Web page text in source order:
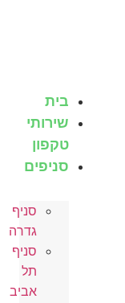
בית
שירותי
טקפון
סניפים
סניף
גדרה
סניף
תל
אביב